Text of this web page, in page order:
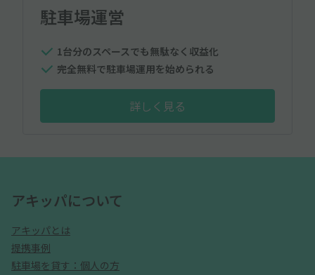
駐車場運営
1台分のスペースでも無駄なく収益化
完全無料で駐車場運用を始められる
詳しく見る
アキッパについて
アキッパとは
提携事例
駐車場を貸す：個人の方